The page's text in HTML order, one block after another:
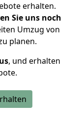
erhalten.
Sie uns noch
Umzug von
planen.
, und erhalten